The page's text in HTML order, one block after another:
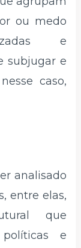
ou medo
e
subjugar e
caso,
analisado
entre elas,
que
e